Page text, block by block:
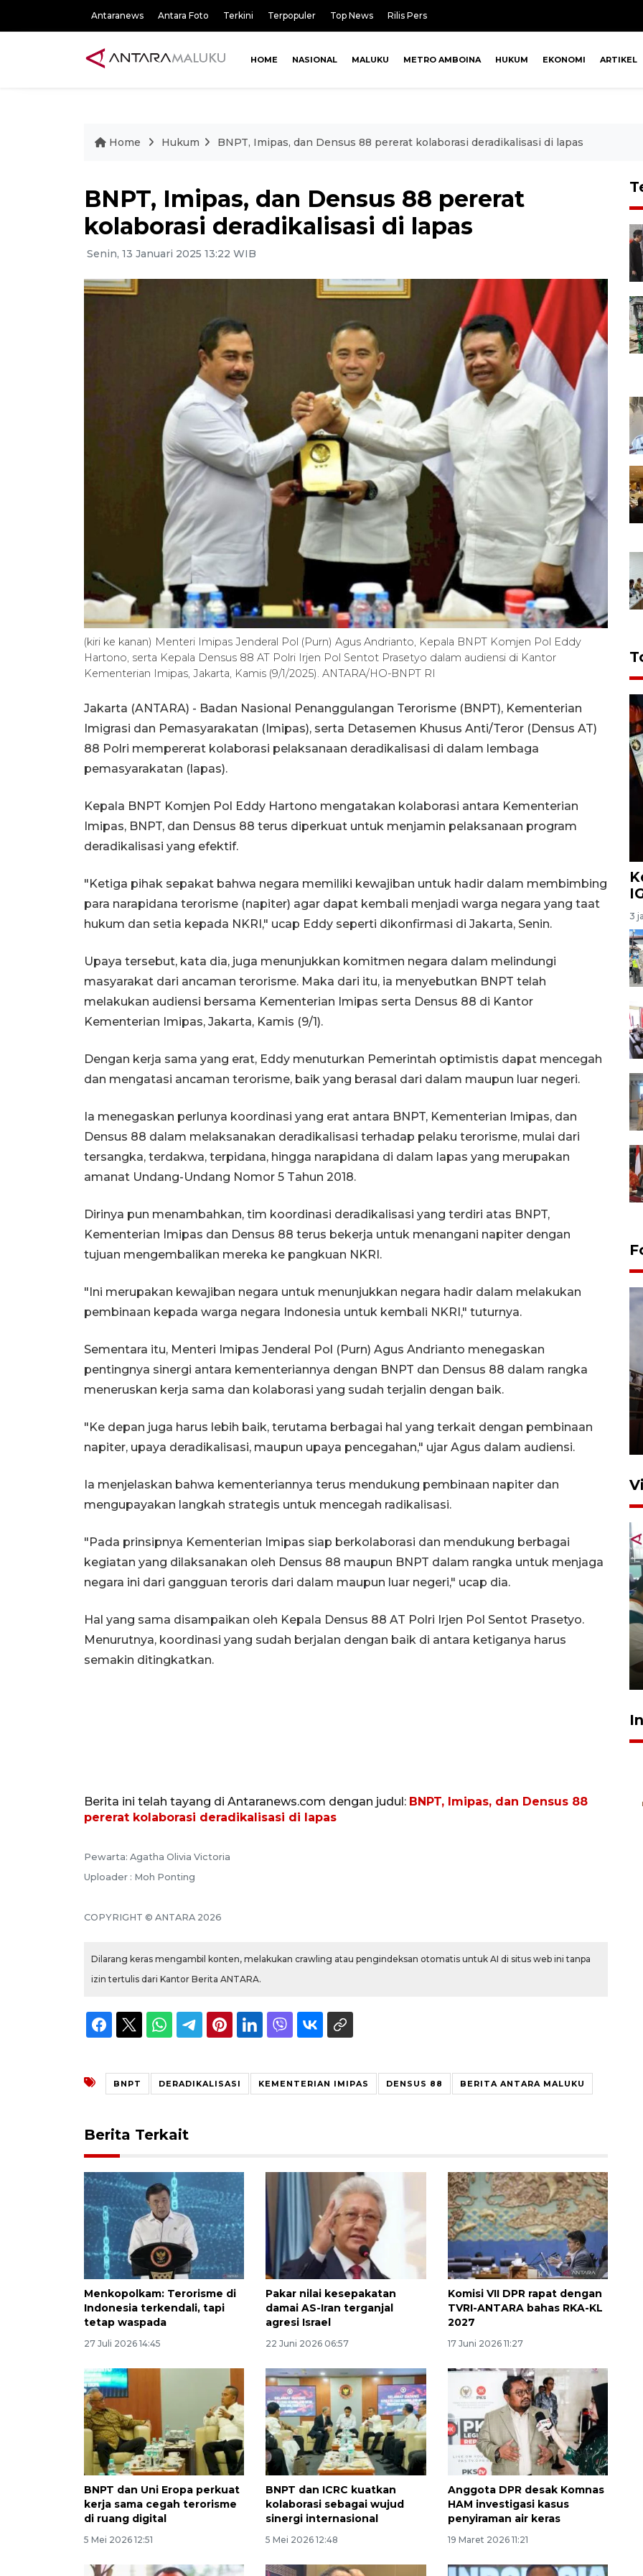
Antaranews Antara Foto Terkini Terpopuler Top News Rilis Pers
HOME NASIONAL MALUKU METRO AMBOINA HUKUM EKONOMI ARTIKEL
Home Hukum BNPT, Imipas, dan Densus 88 pererat kolaborasi deradikalisasi di lapas
BNPT, Imipas, dan Densus 88 pererat
kolaborasi deradikalisasi di lapas
Senin, 13 Januari 2025 13:22 WIB
(kiri ke kanan) Menteri Imipas Jenderal Pol (Purn) Agus Andrianto, Kepala BNPT Komjen Pol Eddy
Hartono, serta Kepala Densus 88 AT Polri Irjen Pol Sentot Prasetyo dalam audiensi di Kantor
Kementerian Imipas, Jakarta, Kamis (9/1/2025). ANTARA/HO-BNPT RI
Jakarta (ANTARA) - Badan Nasional Penanggulangan Terorisme (BNPT), Kementerian
Imigrasi dan Pemasyarakatan (Imipas), serta Detasemen Khusus Anti/Teror (Densus AT)
88 Polri mempererat kolaborasi pelaksanaan deradikalisasi di dalam lembaga
pemasyarakatan (lapas).
Kepala BNPT Komjen Pol Eddy Hartono mengatakan kolaborasi antara Kementerian
Imipas, BNPT, dan Densus 88 terus diperkuat untuk menjamin pelaksanaan program
deradikalisasi yang efektif.
"Ketiga pihak sepakat bahwa negara memiliki kewajiban untuk hadir dalam membimbing
para narapidana terorisme (napiter) agar dapat kembali menjadi warga negara yang taat
hukum dan setia kepada NKRI," ucap Eddy seperti dikonfirmasi di Jakarta, Senin.
Upaya tersebut, kata dia, juga menunjukkan komitmen negara dalam melindungi
masyarakat dari ancaman terorisme. Maka dari itu, ia menyebutkan BNPT telah
melakukan audiensi bersama Kementerian Imipas serta Densus 88 di Kantor
Kementerian Imipas, Jakarta, Kamis (9/1).
Dengan kerja sama yang erat, Eddy menuturkan Pemerintah optimistis dapat mencegah
dan mengatasi ancaman terorisme, baik yang berasal dari dalam maupun luar negeri.
Ia menegaskan perlunya koordinasi yang erat antara BNPT, Kementerian Imipas, dan
Densus 88 dalam melaksanakan deradikalisasi terhadap pelaku terorisme, mulai dari
tersangka, terdakwa, terpidana, hingga narapidana di dalam lapas yang merupakan
amanat Undang-Undang Nomor 5 Tahun 2018.
Dirinya pun menambahkan, tim koordinasi deradikalisasi yang terdiri atas BNPT,
Kementerian Imipas dan Densus 88 terus bekerja untuk menangani napiter dengan
tujuan mengembalikan mereka ke pangkuan NKRI.
"Ini merupakan kewajiban negara untuk menunjukkan negara hadir dalam melakukan
pembinaan kepada warga negara Indonesia untuk kembali NKRI," tuturnya.
Sementara itu, Menteri Imipas Jenderal Pol (Purn) Agus Andrianto menegaskan
pentingnya sinergi antara kementeriannya dengan BNPT dan Densus 88 dalam rangka
meneruskan kerja sama dan kolaborasi yang sudah terjalin dengan baik.
"Ke depan juga harus lebih baik, terutama berbagai hal yang terkait dengan pembinaan
napiter, upaya deradikalisasi, maupun upaya pencegahan," ujar Agus dalam audiensi.
Ia menjelaskan bahwa kementeriannya terus mendukung pembinaan napiter dan
mengupayakan langkah strategis untuk mencegah radikalisasi.
"Pada prinsipnya Kementerian Imipas siap berkolaborasi dan mendukung berbagai
kegiatan yang dilaksanakan oleh Densus 88 maupun BNPT dalam rangka untuk menjaga
negara ini dari gangguan teroris dari dalam maupun luar negeri," ucap dia.
Hal yang sama disampaikan oleh Kepala Densus 88 AT Polri Irjen Pol Sentot Prasetyo.
Menurutnya, koordinasi yang sudah berjalan dengan baik di antara ketiganya harus
semakin ditingkatkan.
Berita ini telah tayang di Antaranews.com dengan judul: BNPT, Imipas, dan Densus 88
pererat kolaborasi deradikalisasi di lapas
Pewarta: Agatha Olivia Victoria
Uploader : Moh Ponting
COPYRIGHT © ANTARA 2026
Dilarang keras mengambil konten, melakukan crawling atau pengindeksan otomatis untuk AI di situs web ini tanpa
izin tertulis dari Kantor Berita ANTARA.
BNPT DERADIKALISASI KEMENTERIAN IMIPAS DENSUS 88 BERITA ANTARA MALUKU
Berita Terkait
Menkopolkam: Terorisme di
Indonesia terkendali, tapi
tetap waspada
27 Juli 2026 14:45
Pakar nilai kesepakatan
damai AS-Iran terganjal
agresi Israel
22 Juni 2026 06:57
Komisi VII DPR rapat dengan
TVRI-ANTARA bahas RKA-KL
2027
17 Juni 2026 11:27
BNPT dan Uni Eropa perkuat
kerja sama cegah terorisme
di ruang digital
5 Mei 2026 12:51
BNPT dan ICRC kuatkan
kolaborasi sebagai wujud
sinergi internasional
5 Mei 2026 12:48
Anggota DPR desak Komnas
HAM investigasi kasus
penyiraman air keras
19 Maret 2026 11:21
3
Unjuk rasa protes penataan
5 Mei 2026 05:32
Ambon ajak semua pihak buka
ruang pada anak di lembaga
SPHP jaga harga beras
2026-08-08 06:00:00